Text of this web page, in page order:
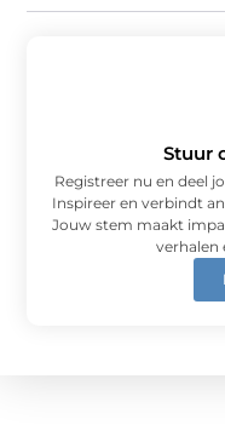
Stuur
Registreer nu en deel
Inspireer en verbindt
Jouw stem maakt
verhalen